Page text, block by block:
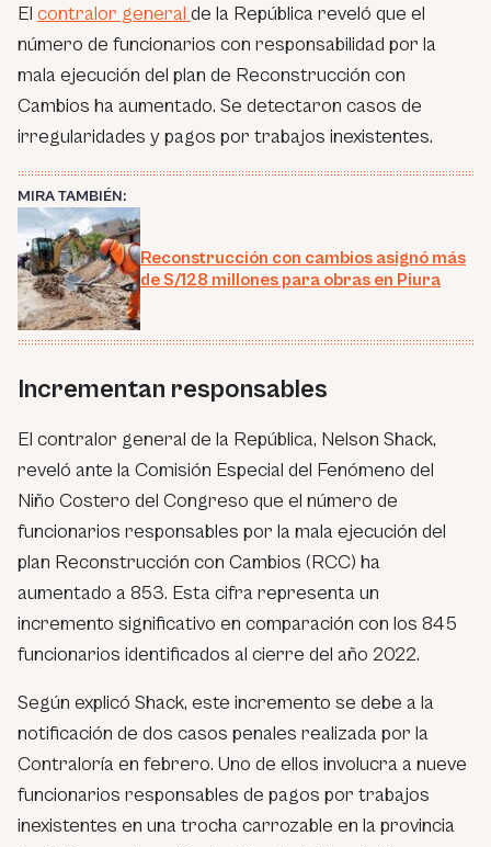
El contralor general de la República reveló que el
número de funcionarios con responsabilidad por la
mala ejecución del plan de Reconstrucción con
Cambios ha aumentado. Se detectaron casos de
irregularidades y pagos por trabajos inexistentes.
MIRA TAMBIÉN:
Reconstrucción con cambios asignó más
de S/128 millones para obras en Piura
Incrementan responsables
El contralor general de la República, Nelson Shack,
reveló ante la Comisión Especial del Fenómeno del
Niño Costero del Congreso que el número de
funcionarios responsables por la mala ejecución del
plan Reconstrucción con Cambios (RCC) ha
aumentado a 853. Esta cifra representa un
incremento significativo en comparación con los 845
funcionarios identificados al cierre del año 2022.
Según explicó Shack, este incremento se debe a la
notificación de dos casos penales realizada por la
Contraloría en febrero. Uno de ellos involucra a nueve
funcionarios responsables de pagos por trabajos
inexistentes en una trocha carrozable en la provincia